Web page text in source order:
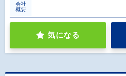
会社
概要
気になる